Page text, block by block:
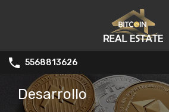
5568813626
Desarrollo